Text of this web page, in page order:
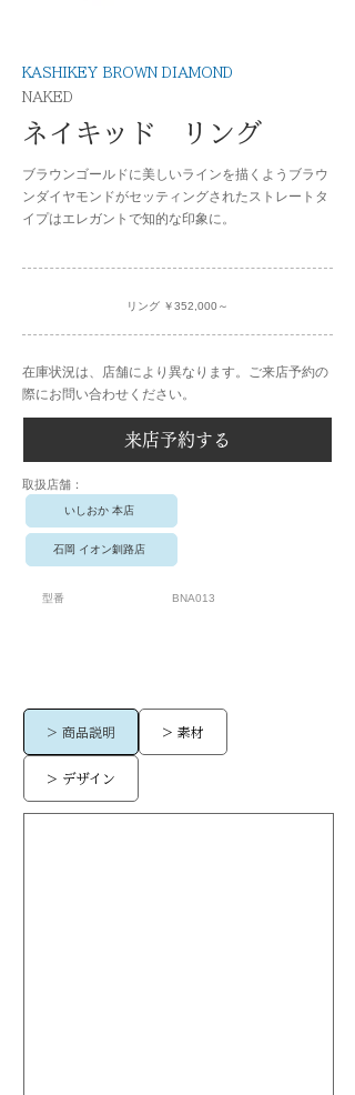
KASHIKEY BROWN DIAMOND
NAKED
ネイキッド リング
ブラウンゴールドに美しいラインを描くようブラウ
ンダイヤモンドがセッティングされたストレートタ
イプはエレガントで知的な印象に。
リング ￥352,000～
在庫状況は、店舗により異なります。ご来店予約の
際にお問い合わせください。
来店予約する
​取扱店舗：
いしおか 本店
石岡 イオン釧路店
型番 BNA013
> 商品説明 > 素材
> デザイン